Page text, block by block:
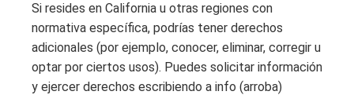
Si resides en California u otras regiones con
normativa específica, podrías tener derechos
adicionales (por ejemplo, conocer, eliminar, corregir u
optar por ciertos usos). Puedes solicitar información
y ejercer derechos escribiendo a info (arroba)